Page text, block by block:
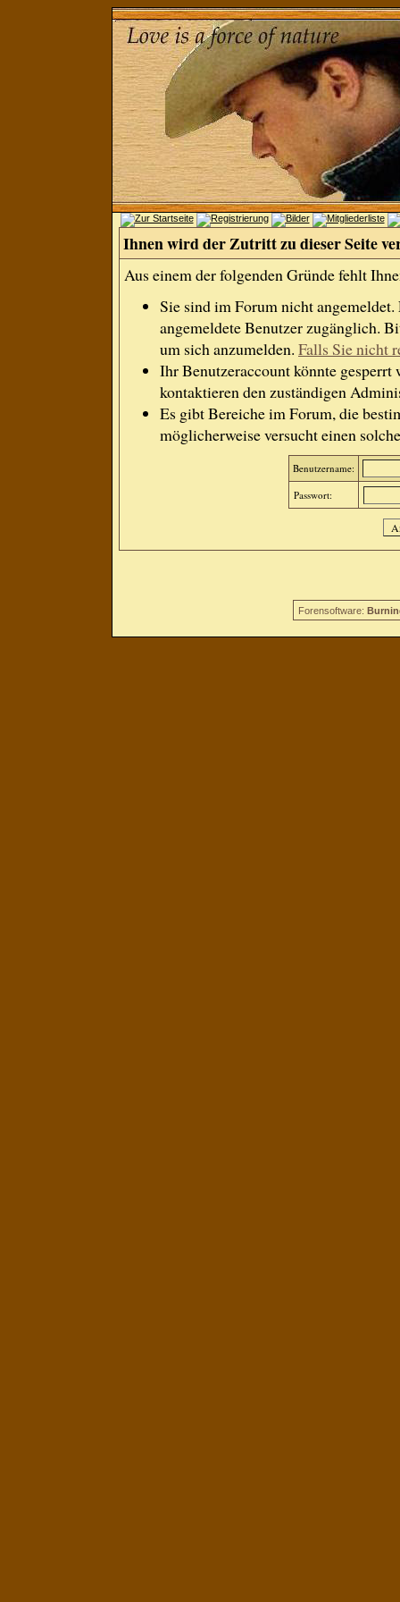
Ihnen wird der Zutritt zu dieser Seite
Aus einem der folgenden Gründe fehlt
Sie sind im Forum nicht
angemeldete Benutzer zugänglich.
um sich anzumelden. Falls Sie nicht
Ihr Benutzeraccount könnte gesperrt
kontaktieren den zuständigen
Es gibt Bereiche im Forum, die
möglicherweise versucht einen
Benutzername:
Passwort:
Forensoftware: